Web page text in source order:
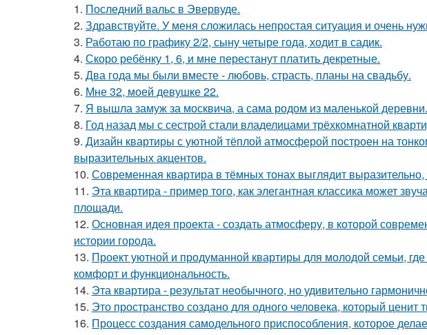
1. Последний вальс в Эвервуде.
2. Здравствуйте. У меня сложилась непростая ситуация и очень
3. Работаю по графику 2/2, сыну четыре года, ходит в садик.
4. Скоро ребёнку 1, 6, и мне перестанут платить декретные.
5. Два года мы были вместе - любовь, страсть, планы на свадьбу.
6. Мне 32, моей девушке 22.
7. Я вышла замуж за москвича, а сама родом из маленькой деревни.
8. Год назад мы с сестрой стали владелицами трёхкомнатной
9. Дизайн квартиры с уютной тёплой атмосферой построен на
выразительных акцентов.
10. Современная квартира в тёмных тонах выглядит выразительно,
11. Эта квартира - пример того, как элегантная классика может
площади.
12. Основная идея проекта - создать атмосферу, в которой
истории города.
13. Проект уютной и продуманной квартиры для молодой семьи,
комфорт и функциональность.
14. Эта квартира - результат необычного, но удивительно
15. Это пространство создано для одного человека, который
16. Процесс создания самодельного приспособления, которое